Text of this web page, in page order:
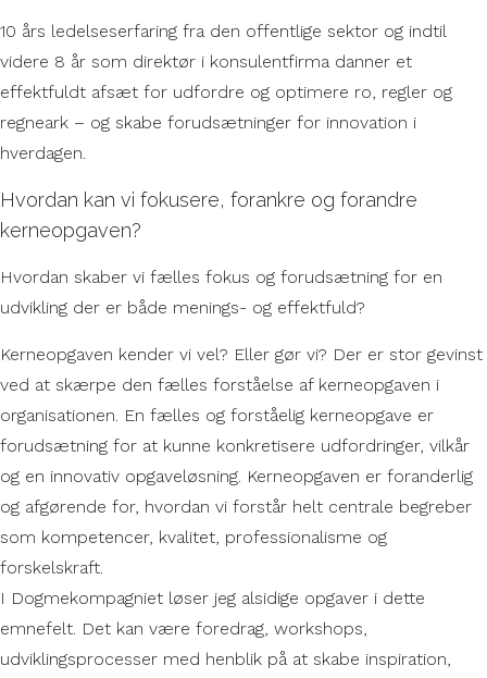
10 års ledelseserfaring fra den offentlige sektor og indtil
videre 8 år som direktør i konsulentfirma danner et
effektfuldt afsæt for udfordre og optimere ro, regler og
regneark – og skabe forudsætninger for innovation i
hverdagen.
Hvordan kan vi fokusere, forankre og forandre
kerneopgaven?
Hvordan skaber vi fælles fokus og forudsætning for en
udvikling der er både menings- og effektfuld?
Kerneopgaven kender vi vel? Eller gør vi? Der er stor gevinst
ved at skærpe den fælles forståelse af kerneopgaven i
organisationen. En fælles og forståelig kerneopgave er
forudsætning for at kunne konkretisere udfordringer, vilkår
og en innovativ opgaveløsning. Kerneopgaven er foranderlig
og afgørende for, hvordan vi forstår helt centrale begreber
som kompetencer, kvalitet, professionalisme og
forskelskraft.
I Dogmekompagniet løser jeg alsidige opgaver i dette
emnefelt. Det kan være foredrag, workshops,
udviklingsprocesser med henblik på at skabe inspiration,